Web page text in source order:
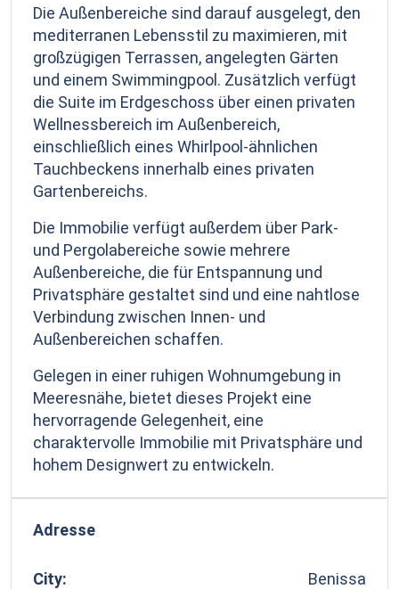
Die Außenbereiche sind darauf ausgelegt, den
mediterranen Lebensstil zu maximieren, mit
großzügigen Terrassen, angelegten Gärten
und einem Swimmingpool. Zusätzlich verfügt
die Suite im Erdgeschoss über einen privaten
Wellnessbereich im Außenbereich,
einschließlich eines Whirlpool-ähnlichen
Tauchbeckens innerhalb eines privaten
Gartenbereichs.
Die Immobilie verfügt außerdem über Park-
und Pergolabereiche sowie mehrere
Außenbereiche, die für Entspannung und
Privatsphäre gestaltet sind und eine nahtlose
Verbindung zwischen Innen- und
Außenbereichen schaffen.
Gelegen in einer ruhigen Wohnumgebung in
Meeresnähe, bietet dieses Projekt eine
hervorragende Gelegenheit, eine
charaktervolle Immobilie mit Privatsphäre und
hohem Designwert zu entwickeln.
Adresse
City:
Benissa